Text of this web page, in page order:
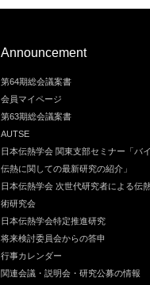
Announcement
第64期総会議案書
会員マイページ
第63期総会議案書
AUTSE
日本伝熱学会 関東支部セミナー「バ
伝熱に関しての最新研究の紹介」
日本伝熱学会 次世代研究者による伝
術研究会
日本伝熱学会特定推進研究
将来検討委員会からの答申
行事カレンダー
関連会議・説明会・研究公募の情報